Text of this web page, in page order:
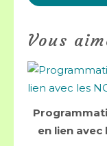
Vous
en lien avec